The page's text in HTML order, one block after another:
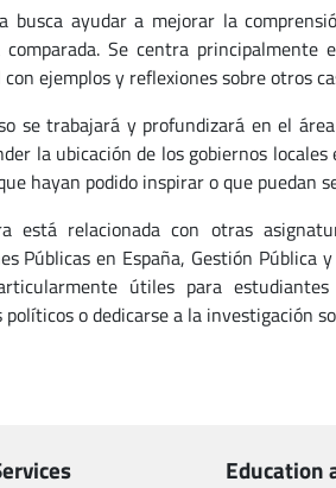
busca ayudar a mejorar la
comparada. Se centra
ejemplos y reflexiones sobre otros
se trabajará y profundizará en el
la ubicación de los gobiernos
hayan podido inspirar o que puedan
está relacionada con otras
Públicas en España, Gestión
útiles para
o dedicarse a la investigación
Education